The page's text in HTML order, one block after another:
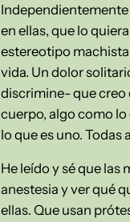
Independientemente
en ellas, que lo
estereotipo machista
vida. Un dolor
discrimine- que creo
cuerpo, algo como
lo que es uno.
He leído y sé que
anestesia y ver qué
ellas. Que usan